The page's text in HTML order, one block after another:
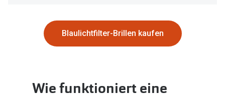
Blaulichtfilter-Brillen kaufen
Wie funktioniert eine